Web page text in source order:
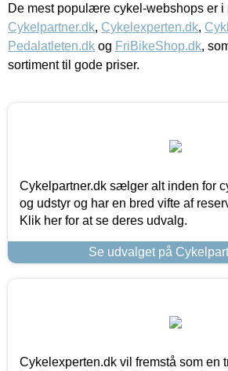
De mest populære cykel-webshops er
Cykelpartner.dk, Cykelexperten.dk,
Pedalatleten.dk og FriBikeShop.dk,
sortiment til gode priser.
Cykelpartner.dk sælger alt inden for
og udstyr og har en bred vifte af
Klik her for at se deres udvalg.
Se udvalget på
Cykelexperten.dk vil fremstå som en